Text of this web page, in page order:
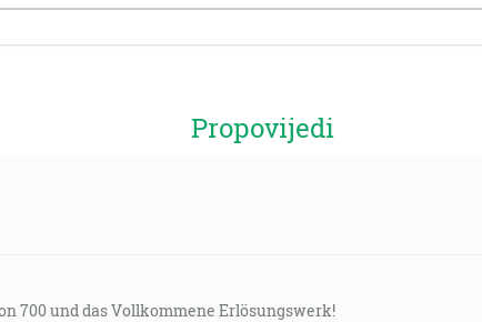
Propovijedi
700 und das Vollkommene Erlösungswerk!